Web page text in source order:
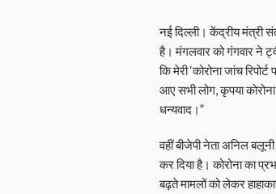
नई दिल्ली। केंद्रीय मंत्री
है। मंगलवार को गंगवार ने
कि मेरी ‘कोरोना जांच
आए सभी लोग, कृपया
धन्यवाद।”
वहीं बीजेपी नेता अनिल
कर दिया है। कोरोना का
बढ़ते मामलों को लेकर